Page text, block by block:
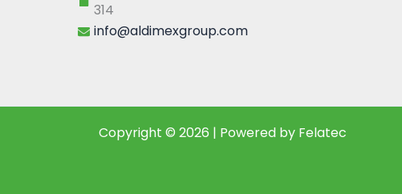
314
info@aldimexgroup.com
Copyright © 2026 | Powered by Felatec